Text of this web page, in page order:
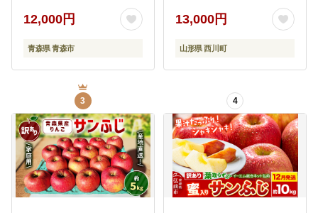
12,000円
青森県 青森市
もの フルーツ 贈り物 ギ
フト プレゼント 化粧箱
産地直送 山形県 西川町
13,000円
山形県 西川町
3 4